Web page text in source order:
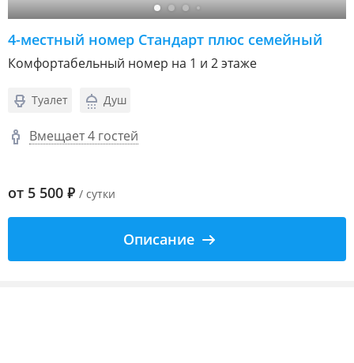
4-местный номер Стандарт плюс семейный
Комфортабельный номер на 1 и 2 этаже
Туалет Душ
Вмещает 4 гостей
от 5 500 ₽ / сутки
Описание